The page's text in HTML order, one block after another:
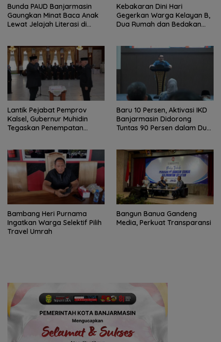
Bunda PAUD Banjarmasin
Gaungkan Minat Baca Anak
Lewat Jelajah Literasi di
Kebakaran Dini Hari
Gegerkan Warga Kelayan B,
Dua Rumah dan Bedakan
Lantik Pejabat Pemprov
Kalsel, Gubernur Muhidin
Tegaskan Penempatan
Baru 10 Persen, Aktivasi IKD
Banjarmasin Didorong
Tuntas 90 Persen dalam Dua
Bambang Heri Purnama
Ingatkan Warga Selektif Pilih
Travel Umrah
Bangun Banua Gandeng
Media, Perkuat Transparansi